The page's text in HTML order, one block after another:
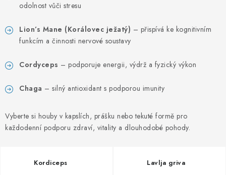
DÁRKY PRO ZDRAVÍ
PORADNA
MARKE
Jak nakupovat
Obchodní podmínky
Natural Health Store
Rječnik pojmova
Mapa stranice
odolnost vůči stresu
Lion’s Mane (Korálovec ježatý) – přispívá ke kognitivním
funkcím a činnosti nervové soustavy
Cordyceps – podporuje energii, výdrž a fyzický výkon
Chaga – silný antioxidant s podporou imunity
Vyberte si houby v kapslích, prášku nebo tekuté formě pro
každodenní podporu zdraví, vitality a dlouhodobé pohody.
Kordiceps Lavlja griva